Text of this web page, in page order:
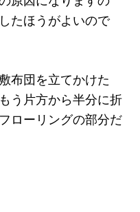
たほうがよいので
布団を立てかけた
う片方から半分に折
ローリングの部分だ